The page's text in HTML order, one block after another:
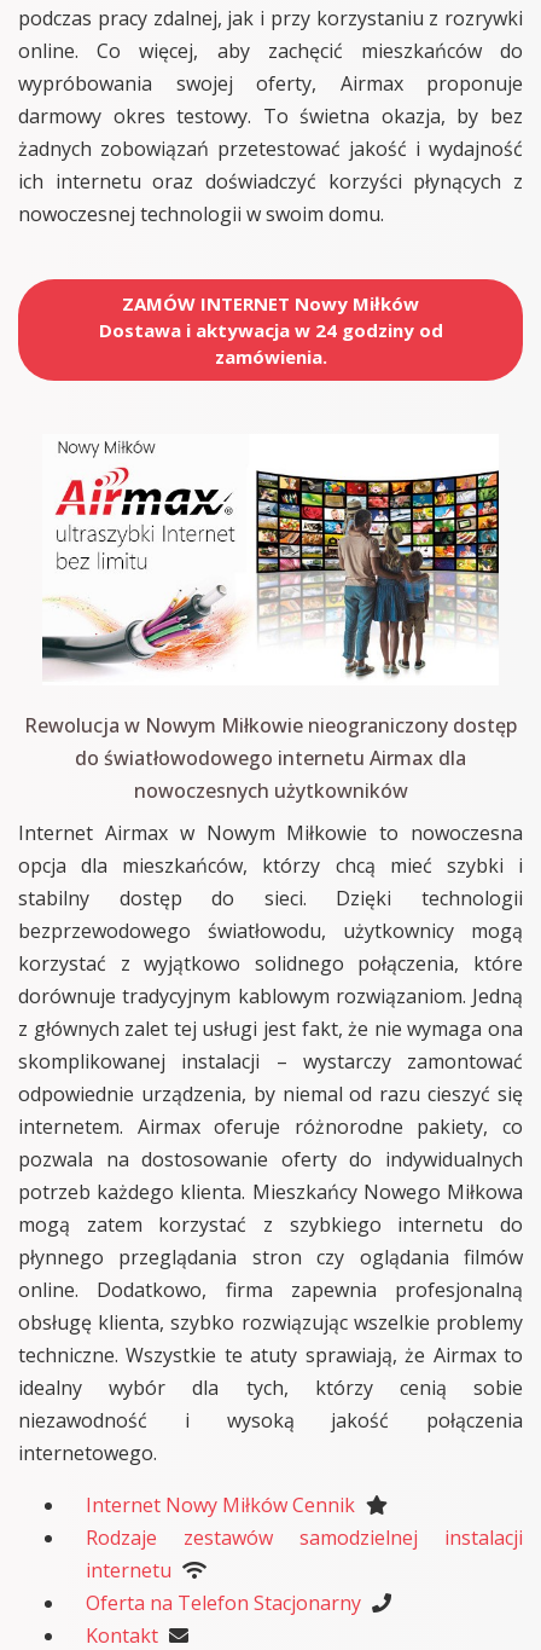
podczas pracy zdalnej, jak i przy korzystaniu z rozrywki
online. Co więcej, aby zachęcić mieszkańców do
wypróbowania swojej oferty, Airmax proponuje
darmowy okres testowy. To świetna okazja, by bez
żadnych zobowiązań przetestować jakość i wydajność
ich internetu oraz doświadczyć korzyści płynących z
nowoczesnej technologii w swoim domu.
ZAMÓW INTERNET Nowy Miłków
Dostawa i aktywacja w 24 godziny od
zamówienia.
Rewolucja w Nowym Miłkowie nieograniczony dostęp
do światłowodowego internetu Airmax dla
nowoczesnych użytkowników
Internet Airmax w Nowym Miłkowie to nowoczesna
opcja dla mieszkańców, którzy chcą mieć szybki i
stabilny dostęp do sieci. Dzięki technologii
bezprzewodowego światłowodu, użytkownicy mogą
korzystać z wyjątkowo solidnego połączenia, które
dorównuje tradycyjnym kablowym rozwiązaniom. Jedną
z głównych zalet tej usługi jest fakt, że nie wymaga ona
skomplikowanej instalacji – wystarczy zamontować
odpowiednie urządzenia, by niemal od razu cieszyć się
internetem. Airmax oferuje różnorodne pakiety, co
pozwala na dostosowanie oferty do indywidualnych
potrzeb każdego klienta. Mieszkańcy Nowego Miłkowa
mogą zatem korzystać z szybkiego internetu do
płynnego przeglądania stron czy oglądania filmów
online. Dodatkowo, firma zapewnia profesjonalną
obsługę klienta, szybko rozwiązując wszelkie problemy
techniczne. Wszystkie te atuty sprawiają, że Airmax to
idealny wybór dla tych, którzy cenią sobie
niezawodność i wysoką jakość połączenia
internetowego.
Internet Nowy Miłków Cennik
Rodzaje zestawów samodzielnej instalacji
internetu
Oferta na Telefon Stacjonarny
Kontakt